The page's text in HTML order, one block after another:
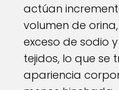
actúan
volumen de
exceso de sodio
tejidos, lo que se
apariencia